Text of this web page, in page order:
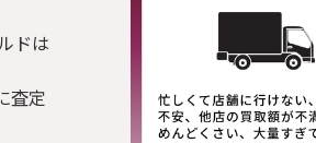
ドは
査定